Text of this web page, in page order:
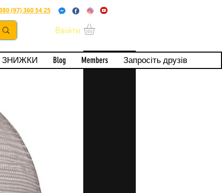
(97) 360 54 25
Ввійти
ЗНИЖКИ Blog Members Запросіть друзів